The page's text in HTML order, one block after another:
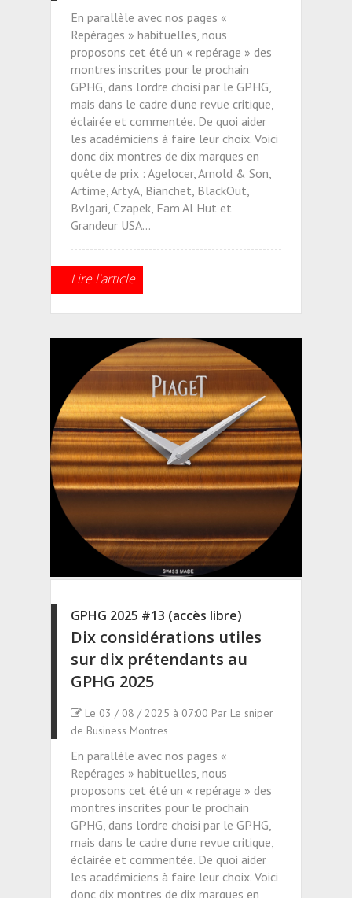
En parallèle avec nos pages «
Repérages » habituelles, nous
proposons cet été un « repérage » des
montres inscrites pour le prochain
GPHG, dans l’ordre choisi par le GPHG,
mais dans le cadre d’une revue critique,
éclairée et commentée. De quoi aider
les académiciens à faire leur choix. Voici
donc dix montres de dix marques en
quête de prix : Agelocer, Arnold & Son,
Artime, ArtyA, Bianchet, BlackOut,
Bvlgari, Czapek, Fam Al Hut et
Grandeur USA…
Lire l'article
GPHG 2025 #13 (accès libre)
Dix considérations utiles
sur dix prétendants au
GPHG 2025
Le 03 / 08 / 2025 à 07:00 Par Le sniper
de Business Montres
En parallèle avec nos pages «
Repérages » habituelles, nous
proposons cet été un « repérage » des
montres inscrites pour le prochain
GPHG, dans l’ordre choisi par le GPHG,
mais dans le cadre d’une revue critique,
éclairée et commentée. De quoi aider
les académiciens à faire leur choix. Voici
donc dix montres de dix marques en